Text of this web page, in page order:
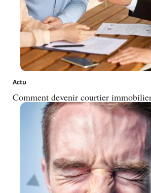
Actu
Comment devenir courtier